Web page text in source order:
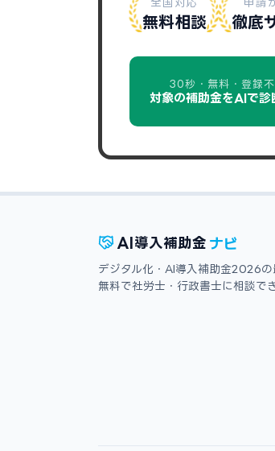
無料相談 徹底
30秒・無料・登録
対象の補助金をAIで診
AI 導入補助金 ナビ
デジタル化・AI導入補助金2026
無料で社労士・行政書士に相談で